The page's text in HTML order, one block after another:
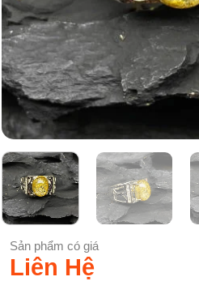
Sản phẩm có giá
Liên Hệ